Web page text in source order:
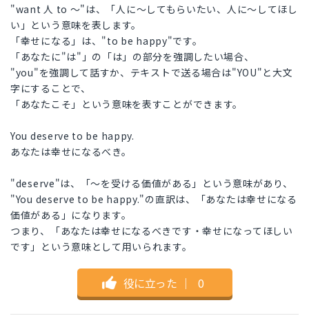
"want 人 to ～"は、「人に～してもらいたい、人に～してほし
い」という意味を表します。
「幸せになる」は、"to be happy"です。
「あなたに"は"」の「は」の部分を強調したい場合、
"you"を強調して話すか、テキストで送る場合は"YOU"と大文
字にすることで、
「あなたこそ」という意味を表すことができます。
You deserve to be happy.
あなたは幸せになるべき。
"deserve"は、「～を受ける価値がある」という意味があり、
"You deserve to be happy."の直訳は、「あなたは幸せになる
価値がある」になります。
つまり、「あなたは幸せになるべきです・幸せになってほしい
です」という意味として用いられます。
役に立った ｜ 0